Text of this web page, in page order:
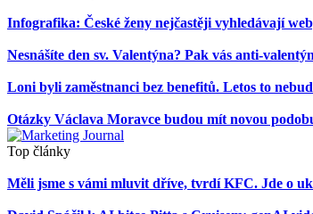
Infografika: České ženy nejčastěji vyhledávají
Nesnášíte den sv. Valentýna? Pak vás anti-
Loni byli zaměstnanci bez benefitů. Letos to
Otázky Václava Moravce budou mít novou
Top články
Měli jsme s vámi mluvit dříve, tvrdí KFC. Jde o